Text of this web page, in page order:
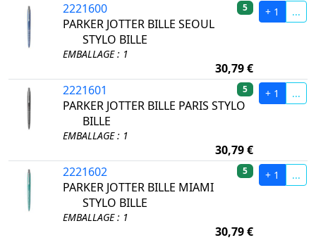
2221600
PARKER JOTTER BILLE SEOUL
STYLO BILLE
EMBALLAGE : 1
5
30,79 €
+ 1 ...
2221601
PARKER JOTTER BILLE PARIS STYLO
BILLE
EMBALLAGE : 1
5
30,79 €
+ 1 ...
2221602
PARKER JOTTER BILLE MIAMI
STYLO BILLE
EMBALLAGE : 1
5
30,79 €
+ 1 ...